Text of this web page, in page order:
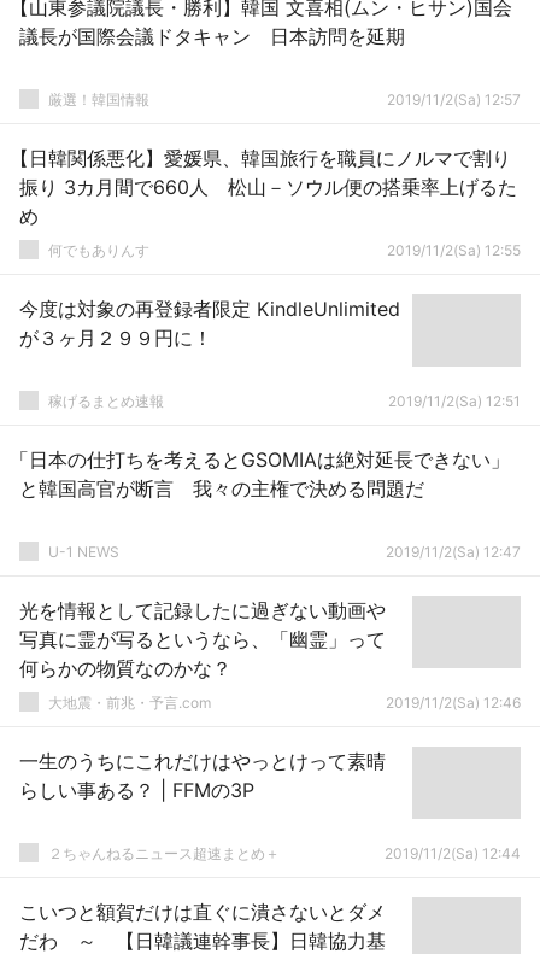
【山東参議院議長・勝利】韓国 文喜相(ムン・ヒサン)国会
議長が国際会議ドタキャン 日本訪問を延期
厳選！韓国情報 2019/11/2(Sa) 12:57
【日韓関係悪化】愛媛県、韓国旅行を職員にノルマで割り
振り 3カ月間で660人 松山－ソウル便の搭乗率上げるた
め
何でもありんす 2019/11/2(Sa) 12:55
今度は対象の再登録者限定 KindleUnlimited
が３ヶ月２９９円に！
稼げるまとめ速報 2019/11/2(Sa) 12:51
「日本の仕打ちを考えるとGSOMIAは絶対延長できない」
と韓国高官が断言 我々の主権で決める問題だ
U-1 NEWS 2019/11/2(Sa) 12:47
光を情報として記録したに過ぎない動画や
写真に霊が写るというなら、「幽霊」って
何らかの物質なのかな？
大地震・前兆・予言.com 2019/11/2(Sa) 12:46
一生のうちにこれだけはやっとけって素晴
らしい事ある？ | FFMの3P
２ちゃんねるニュース超速まとめ＋ 2019/11/2(Sa) 12:44
こいつと額賀だけは直ぐに潰さないとダメ
だわ ～ 【日韓議連幹事長】日韓協力基